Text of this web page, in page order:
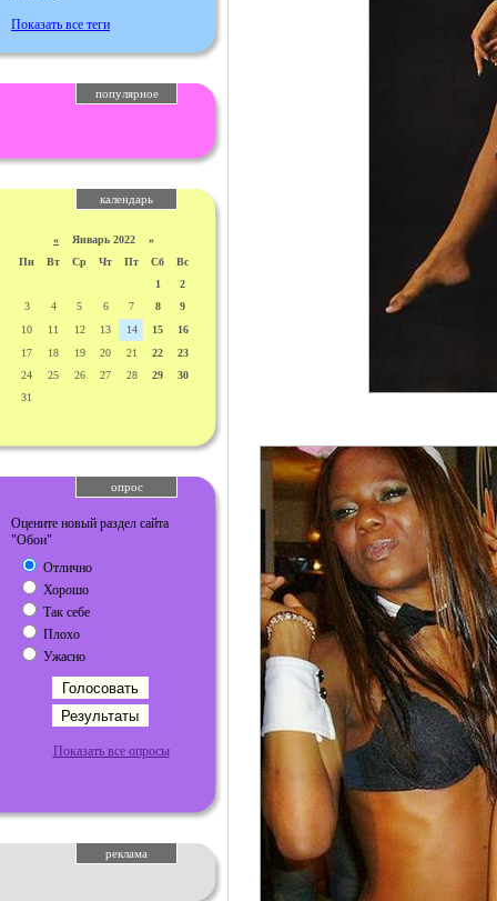
Показать все теги
популярное
календарь
« Январь 2022 »
Пн
Вт Ср Чт Пт Сб
Вс
1
2
3
4 5 6 7 8
9
10
11 12 13 14 15
16
17
18 19 20 21 22
23
24
25 26 27 28 29
30
31
опрос
Оцените новый раздел сайта
"Обои"
Отлично
Хорошо
Так себе
Плохо
Ужасно
Показать все опросы
реклама